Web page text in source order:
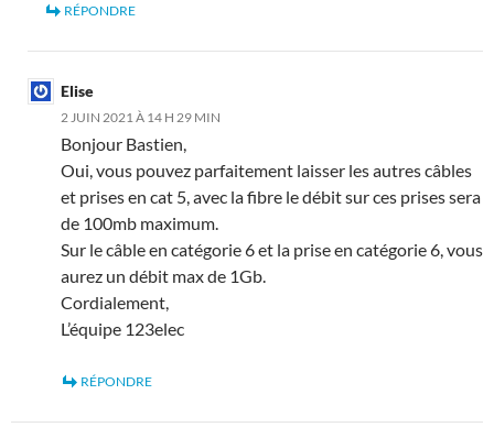
RÉPONDRE
Elise
2 JUIN 2021 À 14 H 29 MIN
Bonjour Bastien,
Oui, vous pouvez parfaitement laisser les autres câbles
et prises en cat 5, avec la fibre le débit sur ces prises sera
de 100mb maximum.
Sur le câble en catégorie 6 et la prise en catégorie 6, vous
aurez un débit max de 1Gb.
Cordialement,
L’équipe 123elec
RÉPONDRE